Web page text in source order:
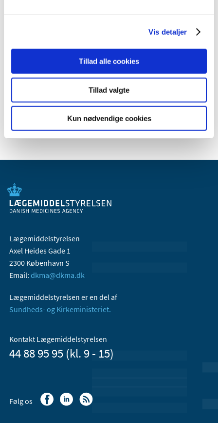
Vis detaljer
Tillad alle cookies
Tillad valgte
Kun nødvendige cookies
2010 (7)
2008 (8)
2006 (9)
Lægemiddelstyrelsen
Axel Heides Gade 1
2300 København S
Email: dkma@dkma.dk
Lægemiddelstyrelsen er en del af
Sundheds- og Kirkeministeriet.
Kontakt Lægemiddelstyrelsen
44 88 95 95 (kl. 9 - 15)
Følg os